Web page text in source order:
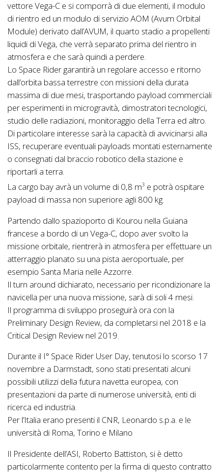
vettore Vega-C e si comporrà di due elementi, il modulo
di rientro ed un modulo di servizio AOM (Avum Orbital
Module) derivato dall’AVUM, il quarto stadio a propellenti
liquidi di Vega, che verrà separato prima del rientro in
atmosfera e che sarà quindi a perdere.
Lo Space Rider garantirà un regolare accesso e ritorno
dall’orbita bassa terrestre con missioni della durata
massima di due mesi, trasportando payload commerciali
per esperimenti in microgravità, dimostratori tecnologici,
studio delle radiazioni, monitoraggio della Terra ed altro.
Di particolare interesse sarà la capacità di avvicinarsi alla
ISS, recuperare eventuali payloads montati esternamente
o consegnati dal braccio robotico della stazione e
riportarli a terra.
La cargo bay avrà un volume di 0,8 m3 e potrà ospitare
payload di massa non superiore agli 800 kg.
Partendo dallo spazioporto di Kourou nella Guiana
francese a bordo di un Vega-C, dopo aver svolto la
missione orbitale, rientrerà in atmosfera per effettuare un
atterraggio planato su una pista aeroportuale, per
esempio Santa Maria nelle Azzorre.
Il turn around dichiarato, necessario per ricondizionare la
navicella per una nuova missione, sarà di soli 4 mesi.
Il programma di sviluppo proseguirà ora con la
Preliminary Design Review, da completarsi nel 2018 e la
Critical Design Review nel 2019.
Durante il I° Space Rider User Day, tenutosi lo scorso 17
novembre a Darmstadt, sono stati presentati alcuni
possibili utilizzi della futura navetta europea, con
presentazioni da parte di numerose università, enti di
ricerca ed industria.
Per l’Italia erano presenti il CNR, Leonardo s.p.a. e le
università di Roma, Torino e Milano
Il Presidente dell’ASI, Roberto Battiston, si è detto
particolarmente contento per la firma di questo contratto